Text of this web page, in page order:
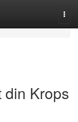
din Krops